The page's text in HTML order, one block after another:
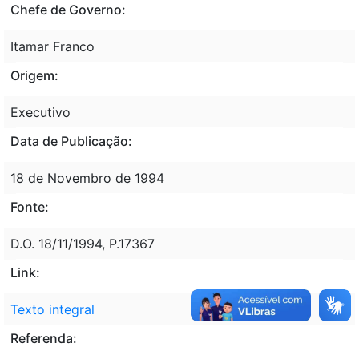
Chefe de Governo:
Itamar Franco
Origem:
Executivo
Data de Publicação:
18 de Novembro de 1994
Fonte:
D.O. 18/11/1994, P.17367
Link:
Texto integral
Referenda: